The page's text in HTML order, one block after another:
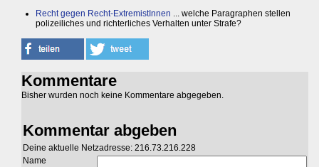
Recht gegen Recht-ExtremistInnen ... welche Paragraphen stellen
polizeiliches und richterliches Verhalten unter Strafe?
Kommentare
Bisher wurden noch keine Kommentare abgegeben.
Kommentar abgeben
Deine aktuelle Netzadresse: 216.73.216.228
Name